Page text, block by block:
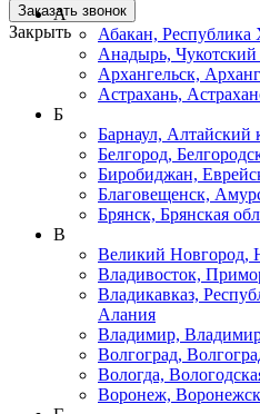
Заказать звонок
Закрыть
А
Абакан, Республика
Анадырь,
Архангельск,
Астрахань,
Б
Барнаул, Алтайский
Белгород,
Биробиджан,
Благовещенск,
Брянск, Брянская
В
Великий Новгород,
Владивосток,
Владикавказ,
Алания
Владимир,
Волгоград,
Вологда,
Воронеж,